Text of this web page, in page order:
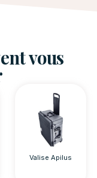
vous
Valise Apilus